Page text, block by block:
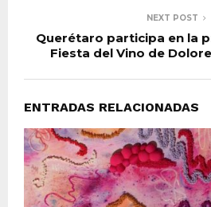
NEXT POST
Querétaro participa en la
Fiesta del Vino de
ENTRADAS RELACIONADAS